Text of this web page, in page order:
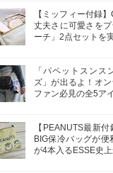
【ミッフィー付録
丈夫さに可愛さを
ーチ」2点セットを
「パペットスンス
ズ」が出るよ！オン
ファン必見の全5ア
【PEANUTS最新
BIG保冷バッグが
が4本入るESSE史